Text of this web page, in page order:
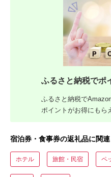
ふるさと納税でポ
ふるさと納税で
ポイントがお得にもら
宿泊券・食事券の返礼品に関
ホテル 旅館・民宿 ペ